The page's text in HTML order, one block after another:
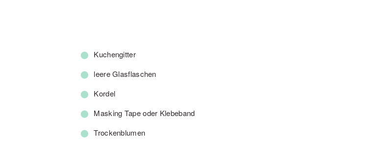
Kuchengitter
leere Glasflaschen
Kordel
Masking Tape oder Klebeband
Trockenblumen